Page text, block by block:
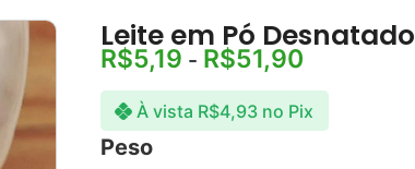
Leite em Pó Desnatado
R$5,19 - R$51,90
À vista R$4,93 no Pix
Peso